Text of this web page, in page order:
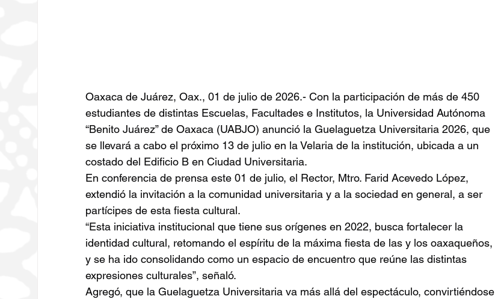
Oaxaca de Juárez, Oax., 01 de julio de 2026.- Con la participación de más de 450
estudiantes de distintas Escuelas, Facultades e Institutos, la Universidad Autónoma
“Benito Juárez” de Oaxaca (UABJO) anunció la Guelaguetza Universitaria 2026, que
se llevará a cabo el próximo 13 de julio en la Velaria de la institución, ubicada a un
costado del Edificio B en Ciudad Universitaria.
En conferencia de prensa este 01 de julio, el Rector, Mtro. Farid Acevedo López,
extendió la invitación a la comunidad universitaria y a la sociedad en general, a ser
partícipes de esta fiesta cultural.
“Esta iniciativa institucional que tiene sus orígenes en 2022, busca fortalecer la
identidad cultural, retomando el espíritu de la máxima fiesta de las y los oaxaqueños,
y se ha ido consolidando como un espacio de encuentro que reúne las distintas
expresiones culturales”, señaló.
Agregó, que la Guelaguetza Universitaria va más allá del espectáculo, convirtiéndose